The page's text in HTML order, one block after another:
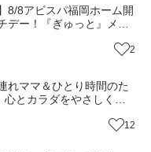
8/8アビスパ福岡ホーム開
デー！『ぎゅっと』メン
2
れママ＆ひとり時間のた
心とカラダをやさしく解
良区）【Oasis~心の休息12